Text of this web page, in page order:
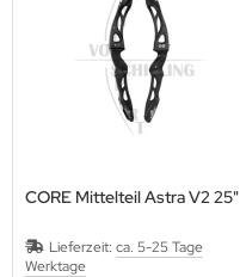
CORE Mittelteil Astra V2 25"
Lieferzeit: ca. 5-25 Tage
Werktage